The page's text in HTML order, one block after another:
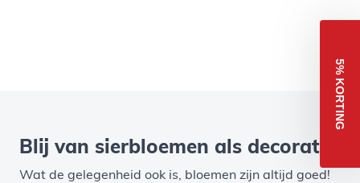
Blij van sierbloemen als decoratie
Wat de gelegenheid ook is, bloemen zijn altijd goed!
5% KORTING